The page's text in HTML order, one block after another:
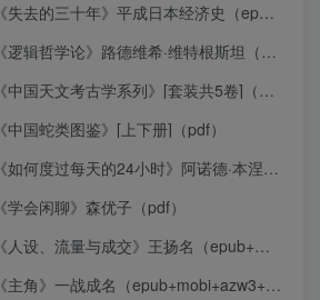
《失去的三十年》平成日本经济史（epub+mobi+azw3+pdf）
《逻辑哲学论》路德维希·维特根斯坦（epub+mobi+azw3+pdf）
《中国天文考古学系列》[套装共5卷]（epub+mobi+azw3+pdf）
《中国蛇类图鉴》[上下册]（pdf）
《如何度过每天的24小时》阿诺德·本涅特（epub+mobi+azw3+pdf）
《学会闲聊》森优子（pdf）
《人设、流量与成交》王扬名（epub+mobi+azw3+pdf）
《主角》一战成名（epub+mobi+azw3+pdf）